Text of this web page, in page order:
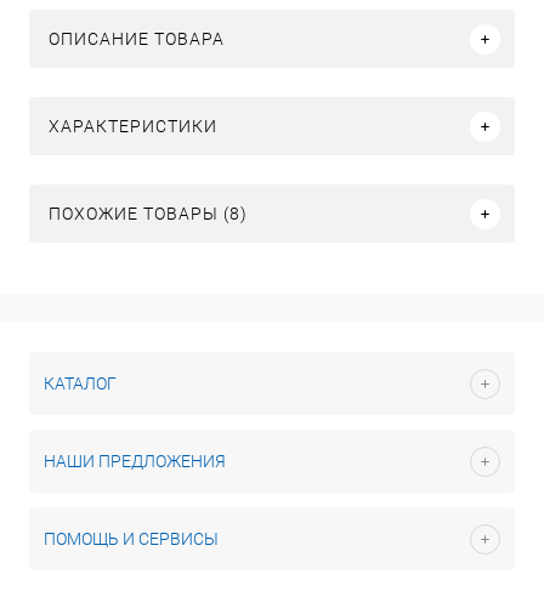
ОПИСАНИЕ ТОВАРА
ХАРАКТЕРИСТИКИ
ПОХОЖИЕ ТОВАРЫ (8)
КАТАЛОГ
НАШИ ПРЕДЛОЖЕНИЯ
ПОМОЩЬ И СЕРВИСЫ